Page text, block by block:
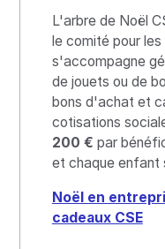
L'arbre de Noël
le comité pour les
s'accompagne
de jouets ou de
bons d'achat et
cotisations
200 € par
et chaque enfant
Noël en
cadeaux CSE